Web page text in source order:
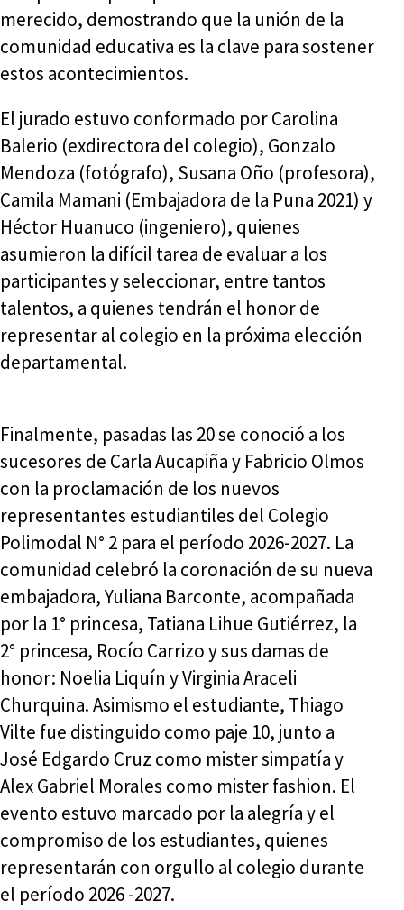
merecido, demostrando que la unión de la
comunidad educativa es la clave para sostener
estos acontecimientos.
El jurado estuvo conformado por Carolina
Balerio (exdirectora del colegio), Gonzalo
Mendoza (fotógrafo), Susana Oño (profesora),
Camila Mamani (Embajadora de la Puna 2021) y
Héctor Huanuco (ingeniero), quienes
asumieron la difícil tarea de evaluar a los
participantes y seleccionar, entre tantos
talentos, a quienes tendrán el honor de
representar al colegio en la próxima elección
departamental.
Finalmente, pasadas las 20 se conoció a los
sucesores de Carla Aucapiña y Fabricio Olmos
con la proclamación de los nuevos
representantes estudiantiles del Colegio
Polimodal N° 2 para el período 2026-2027. La
comunidad celebró la coronación de su nueva
embajadora, Yuliana Barconte, acompañada
por la 1° princesa, Tatiana Lihue Gutiérrez, la
2° princesa, Rocío Carrizo y sus damas de
honor: Noelia Liquín y Virginia Araceli
Churquina. Asimismo el estudiante, Thiago
Vilte fue distinguido como paje 10, junto a
José Edgardo Cruz como mister simpatía y
Alex Gabriel Morales como mister fashion. El
evento estuvo marcado por la alegría y el
compromiso de los estudiantes, quienes
representarán con orgullo al colegio durante
el período 2026 -2027.